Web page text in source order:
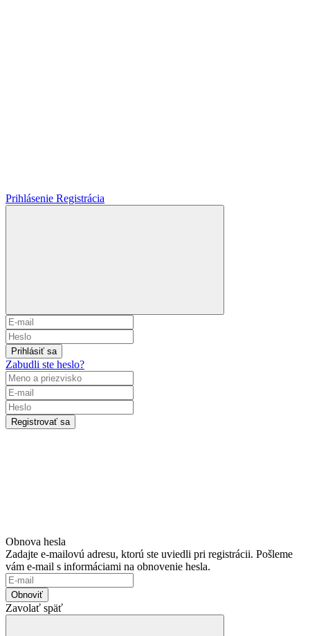
Prihlásenie Registrácia
Prihlásiť sa
Zabudli ste heslo?
Registrovať sa
Obnova hesla
Zadajte e-mailovú adresu, ktorú ste uviedli pri registrácii. Pošleme
vám e-mail s informáciami na obnovenie hesla.
Obnoviť
Zavolať späť